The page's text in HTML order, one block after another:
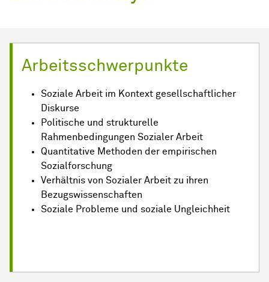
Arbeitsschwerpunkte
Soziale Arbeit im Kontext gesellschaftlicher
Diskurse
Politische und strukturelle
Rahmenbedingungen Sozialer Arbeit
Quantitative Methoden der empirischen
Sozialforschung
Verhältnis von Sozialer Arbeit zu ihren
Bezugswissenschaften
Soziale Probleme und soziale Ungleichheit